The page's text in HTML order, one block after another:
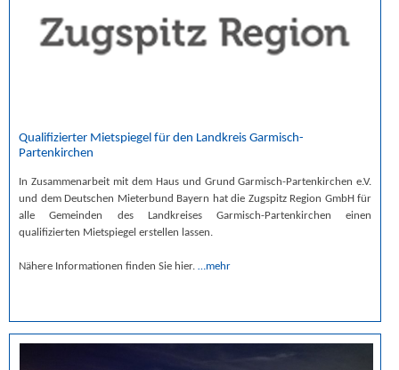
Qualifizierter Mietspiegel für den Landkreis Garmisch-
Partenkirchen
In Zusammenarbeit mit dem Haus und Grund Garmisch-Partenkirchen e.V.
und dem Deutschen Mieterbund Bayern hat die Zugspitz Region GmbH für
alle Gemeinden des Landkreises Garmisch-Partenkirchen einen
qualifizierten Mietspiegel erstellen lassen.
Nähere Informationen finden Sie hier. …mehr